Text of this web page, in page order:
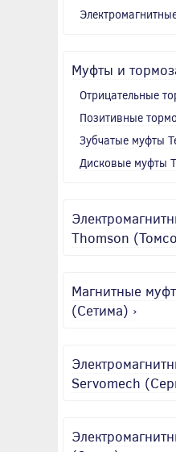
Муфты и
Отрицательные
Позитивные
Зубчатые муфты
Дисковые муфты
Thomson
Магнитные
(Сетима) ›
Servomech